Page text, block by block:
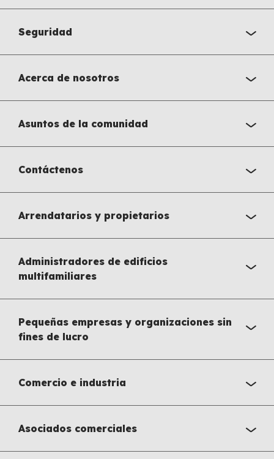
Seguridad
Acerca de nosotros
Asuntos de la comunidad
Contáctenos
Arrendatarios y propietarios
Administradores de edificios
multifamiliares
Pequeñas empresas y organizaciones sin
fines de lucro
Comercio e industria
Asociados comerciales